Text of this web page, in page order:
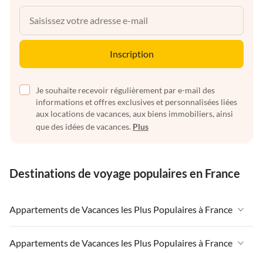
Inscription
Je souhaite recevoir régulièrement par e-mail des
informations et offres exclusives et personnalisées liées
aux locations de vacances, aux biens immobiliers, ainsi
que des idées de vacances. Plus
Destinations de voyage populaires en France
Appartements de Vacances les Plus Populaires à France
Appartements de Vacances à France
Appartements de Vacances les Plus Populaires à France